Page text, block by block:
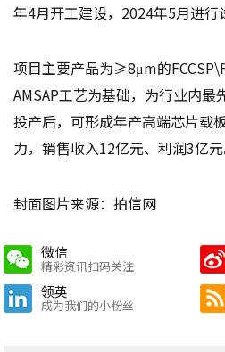
年4月开工建设，2024年5月进行
项目主要产品为≥8μm的
AMSAP工艺为基础，为行业内
投产后，可形成年产高端芯片载
力，销售收入12亿元、利润3亿元
封面图片来源：拍信网
微信
精彩资讯扫码关注
领英
成为我们的小粉丝